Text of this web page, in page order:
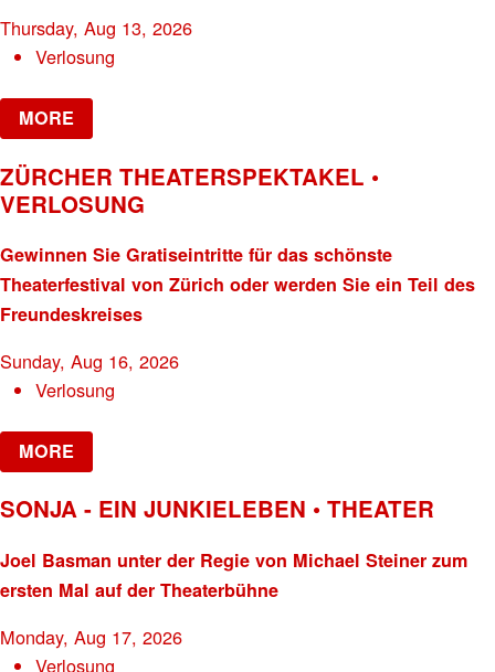
Thursday, Aug 13, 2026
Verlosung
MORE
ZÜRCHER THEATERSPEKTAKEL •
VERLOSUNG
Gewinnen Sie Gratiseintritte für das schönste
Theaterfestival von Zürich oder werden Sie ein Teil des
Freundeskreises
Sunday, Aug 16, 2026
Verlosung
MORE
SONJA - EIN JUNKIELEBEN • THEATER
Joel Basman unter der Regie von Michael Steiner zum
ersten Mal auf der Theaterbühne
Monday, Aug 17, 2026
Verlosung